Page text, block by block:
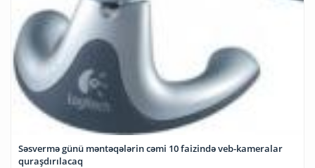
Səsvermə günü məntəqələrin cəmi 10 faizində veb-kameralar
quraşdırılacaq